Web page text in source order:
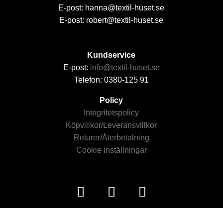
E-post: hanna@textil-huset.se
E-post: robert@textil-huset.se
Kundservice
E-post: info@textil-huset.se
Telefon: 0380-125 91
Policy
Integritetspolicy
Köpvillkor/Leveransvillkor
Returer/Återbetalning
Cookie inställningar